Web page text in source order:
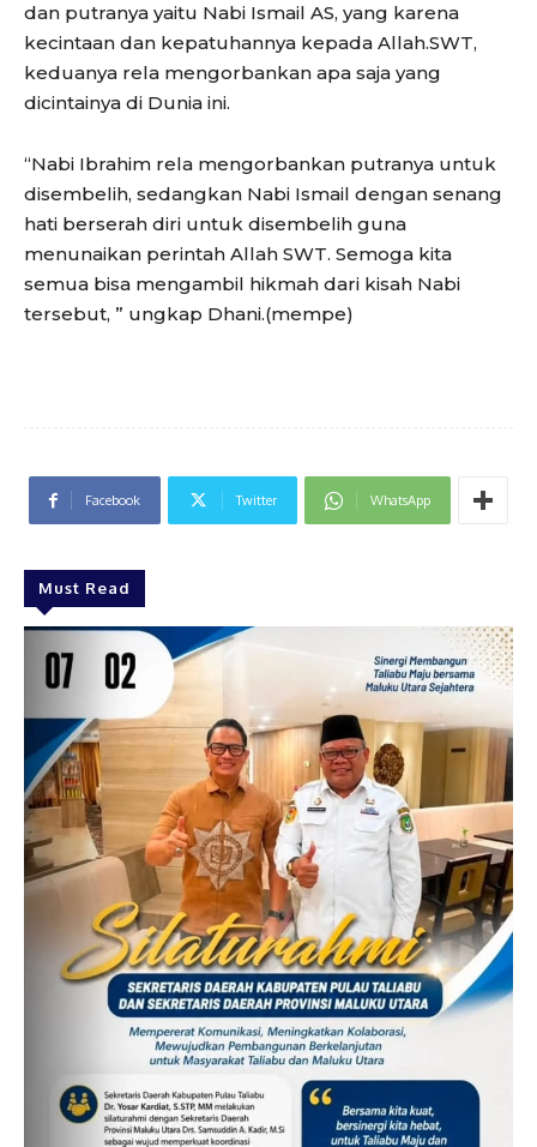
dan putranya yaitu Nabi Ismail AS, yang karena
kecintaan dan kepatuhannya kepada Allah.SWT,
keduanya rela mengorbankan apa saja yang
dicintainya di Dunia ini.
“Nabi Ibrahim rela mengorbankan putranya untuk
disembelih, sedangkan Nabi Ismail dengan senang
hati berserah diri untuk disembelih guna
menunaikan perintah Allah SWT. Semoga kita
semua bisa mengambil hikmah dari kisah Nabi
tersebut, ” ungkap Dhani.(mempe)
Facebook Twitter WhatsApp
Must Read